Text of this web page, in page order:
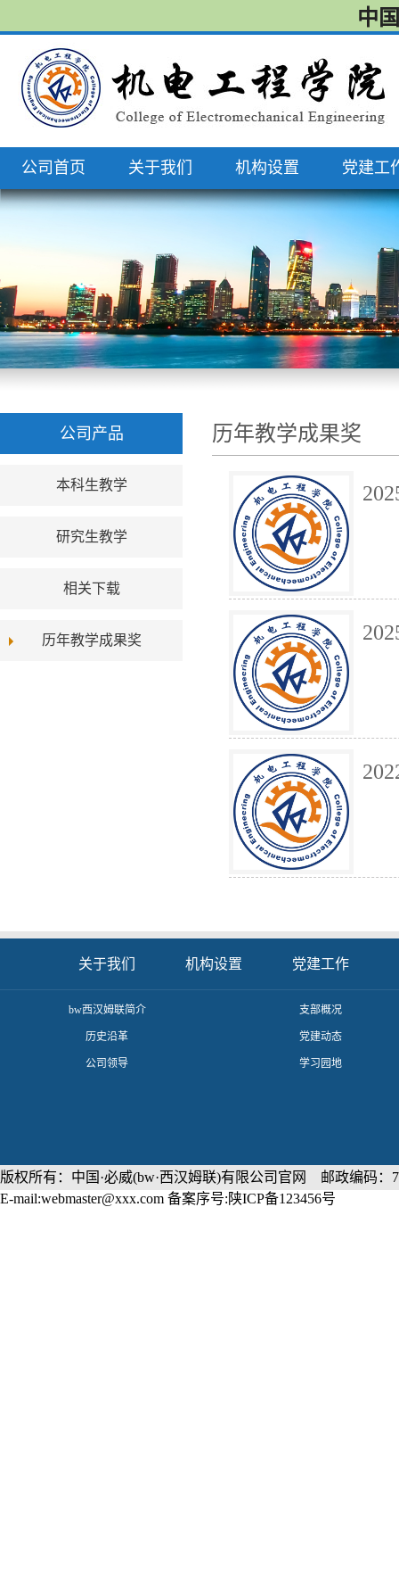
中
公司首页 关于我们 机构设置 党建工
公司产品
本科生教学
研究生教学
相关下载
历年教学成果奖
历年教学成果奖
关于我们
​bw西汉姆联简介
历史沿革
公司领导
机构设置 党建工作
支部概况
党建动态
学习园地
版权所有：中国·必威(bw·西汉姆联)有限公司官网 邮政编码：
E-mail:webmaster@xxx.com 备案序号:陕ICP备123456号